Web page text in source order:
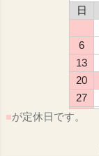
日
6
13
20
27
■が定休日です。